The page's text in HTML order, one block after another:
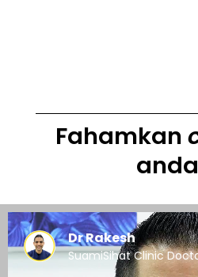
Fahamkan